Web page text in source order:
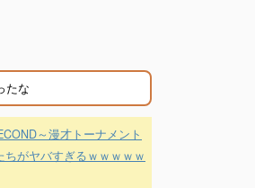
たな
～漫才トーナメント
ちがヤバすぎるｗｗｗｗｗ